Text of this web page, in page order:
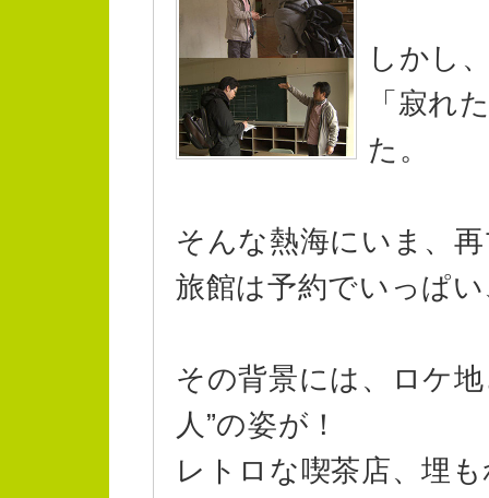
しかし
「寂れ
た。
そんな熱海にいま、
旅館は予約でいっぱ
その背景には、ロケ
人”の姿が！
レトロな喫茶店、埋